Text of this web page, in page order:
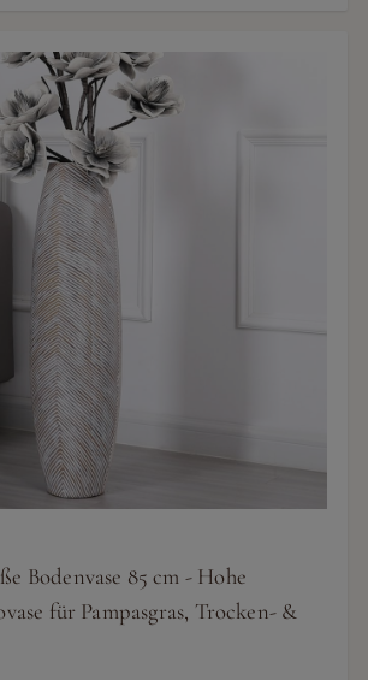
Bodenvase 85 cm - Hohe
für Pampasgras, Trocken- &